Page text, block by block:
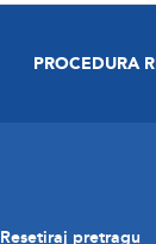
PROCEDURA
Resetiraj pretragu